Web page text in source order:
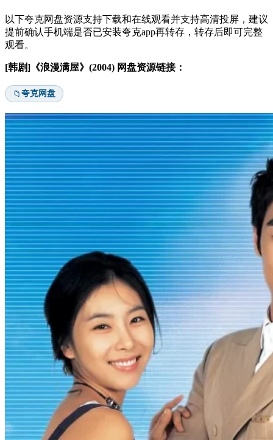
以下夸克网盘资源支持下载和在线观看并支持高清投屏，建议
提前确认手机端是否已安装夸克app再转存，转存后即可完整
观看。
[韩剧]《浪漫满屋》(2004) 网盘资源链接：
📁夸克网盘